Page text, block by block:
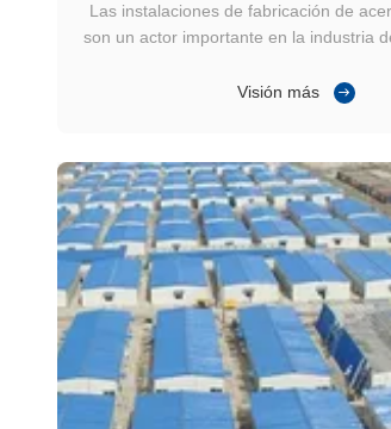
Las instalaciones de fabricación de
son un actor importante en la industria
emergentes.Necesitaban un líder de la
Visión más